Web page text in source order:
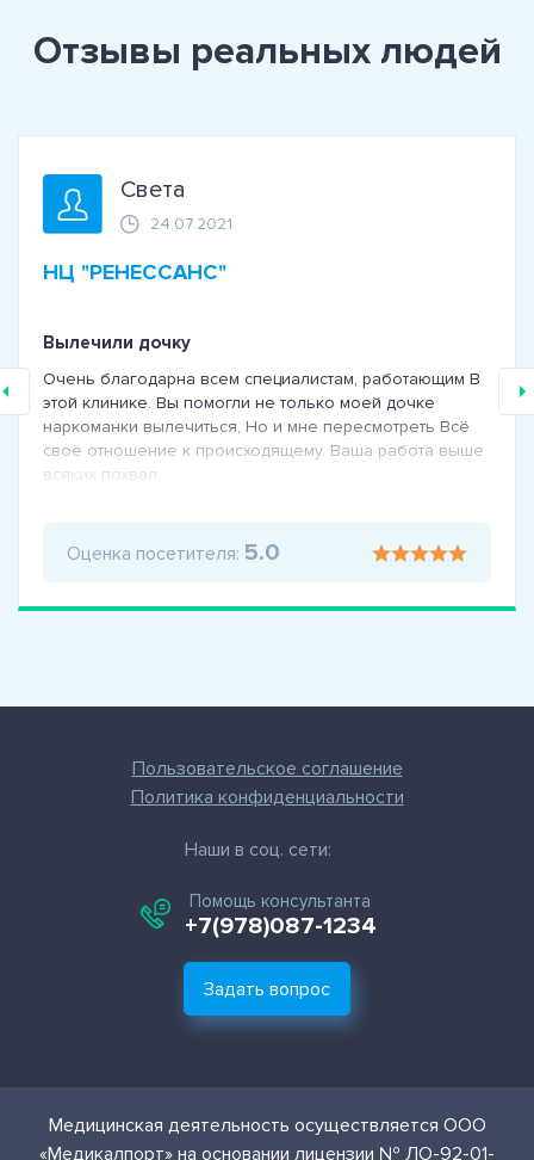
Отзывы реальных людей
Света
24.07.2021
НЦ "РЕНЕССАНС"
Вылечили дочку
Очень благодарна всем специалистам, работающим В
этой клинике. Вы помогли не только моей дочке
наркоманки вылечиться, Но и мне пересмотреть Всё
своё отношение к происходящему. Ваша работа выше
всяких похвал
Оценка посетителя: 5.0
Пользовательское соглашение
Политика конфиденциальности
Наши в соц. сети:
Помощь консультанта
+7(978)087-1234
Задать вопрос
Медицинская деятельность осуществляется ООО
«Медикалпорт» на основании лицензии № ЛО-92-01-